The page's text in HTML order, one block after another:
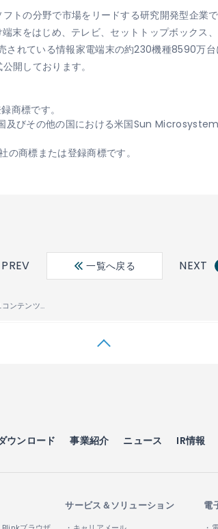
トの分野で市場をリードする研究開発型企業
末をはじめ、テレビ、セットトップボックス
れている情報家電端末の約230機種8590万
開しております。
商標です。
びその他の国における米国Sun
商標または登録商標です。
PREV 一覧へ戻る NEXT
ACCESS、データ放送用BMLコンテンツのプレビューア『NetFront
ウンロード 事業紹介 ニュース IR情報
サービス＆ソリューション 電